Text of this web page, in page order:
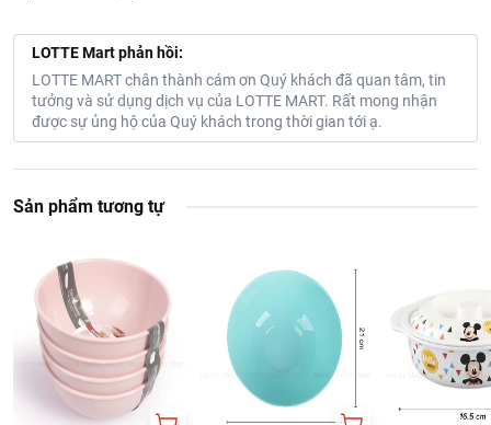
LOTTE Mart phản hồi:
LOTTE MART chân thành cám ơn Quý khách đã quan tâm, tin
tưởng và sử dụng dịch vụ của LOTTE MART. Rất mong nhận
được sự ủng hộ của Quý khách trong thời gian tới ạ.
Sản phẩm tương tự